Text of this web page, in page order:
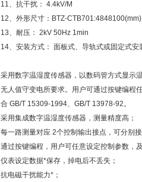
11、抗干扰： 4.4kV/M
12、外形尺寸：BTZ-CTB701:4848100(mm)
13、耐压： 2kV 50Hz 1min
14、安装方式： 面板式、导轨式或固定式安
采用数字温湿度传感器，以数码管方式显示
无人值守变电所要求。用户可通过按键编程
合 GB/T 15309-1994、GB/T 13978-92。
采用集成数字温湿度传感器，测量精度高；
每一路测量对应 2个控制输出接点，可分别
通过按键编程，用户可任意设定控制参数，
仪表设定数据*保存，掉电后不丢失；
抗电磁干扰能力*；